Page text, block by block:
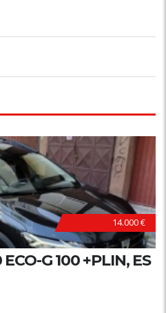
14.000 €
G 100 +PLIN, ES